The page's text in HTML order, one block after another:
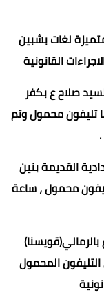
لغات بشبين
القانونية
صلاح ع بكفر
تليفون محمول وتم
.
القديمة بنين
محمول ، ساعة
المحمول